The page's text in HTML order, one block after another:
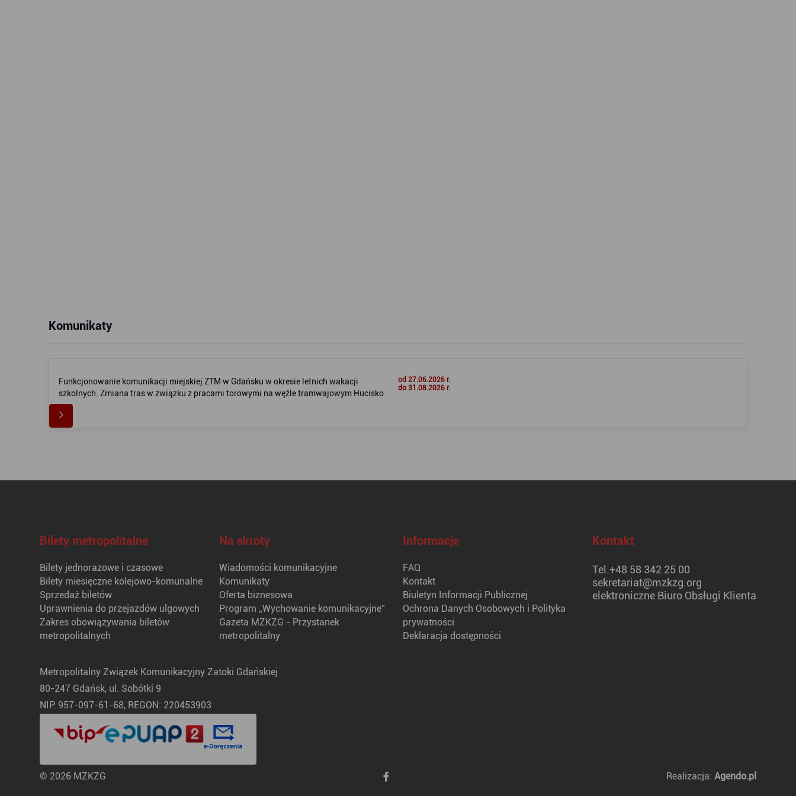
Komunikaty
Funkcjonowanie komunikacji miejskiej ZTM w Gdańsku w okresie letnich wakacji
szkolnych. Zmiana tras w związku z pracami torowymi na węźle tramwajowym Hucisko
od 27.06.2026 r.
do 31.08.2026 r.
Bilety metropolitalne
Bilety jednorazowe i czasowe
Bilety miesięczne kolejowo-komunalne
Sprzedaż biletów
Uprawnienia do przejazdów ulgowych
Zakres obowiązywania biletów
metropolitalnych
Na skróty
Wiadomości komunikacyjne
Komunikaty
Oferta biznesowa
Program „Wychowanie komunikacyjne”
Gazeta MZKZG - Przystanek
metropolitalny
Informacje
FAQ
Kontakt
Biuletyn Informacji Publicznej
Ochrona Danych Osobowych i Polityka
prywatności
Deklaracja dostępności
Kontakt
Tel.+48 58 342 25 00
sekretariat@mzkzg.org
elektroniczne Biuro Obsługi Klienta
Metropolitalny Związek Komunikacyjny Zatoki Gdańskiej
80-247 Gdańsk, ul. Sobótki 9
NIP: 957-097-61-68, REGON: 220453903
© 2026 MZKZG Realizacja: Agendo.pl